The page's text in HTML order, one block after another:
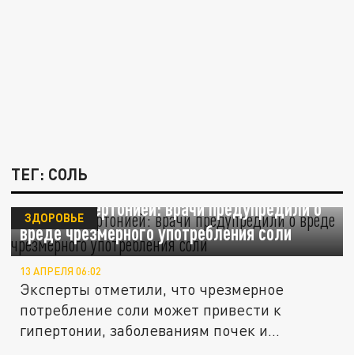
ТЕГ: СОЛЬ
Грозит гипертонией: врачи предупредили о
вреде чрезмерного употребления соли
ЗДОРОВЬЕ
13 АПРЕЛЯ 06:02
Эксперты отметили, что чрезмерное
потребление соли может привести к
гипертонии, заболеваниям почек и...